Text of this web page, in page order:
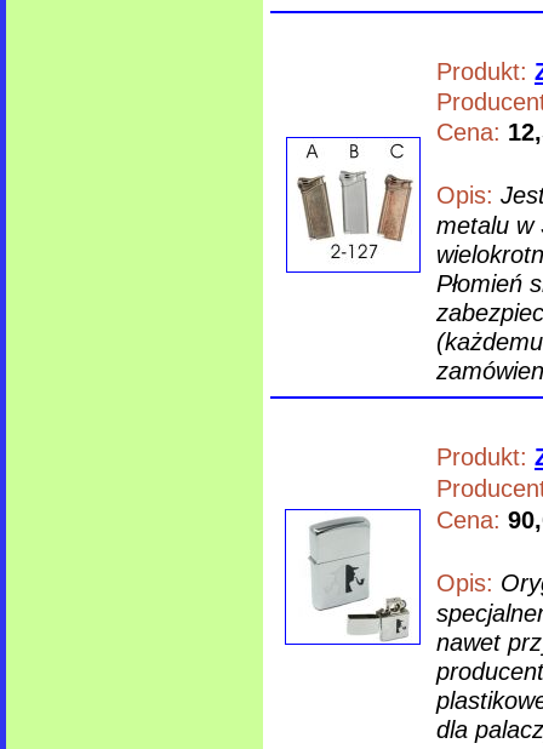
Produkt:
Cena:
Opis:
metalu w
Płomień
Produkt:
Cena:
Opis:
nawet
dla